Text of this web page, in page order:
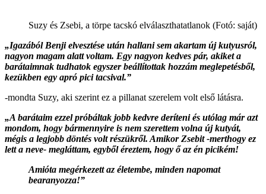
Suzy és Zsebi, a törpe tacskó elválaszthatatlanok (Fotó: saját)
„Igazából Benji elvesztése után hallani sem akartam új kutyusról,
nagyon magam alatt voltam. Egy nagyon kedves pár, akiket a
barátaimnak tudhatok egyszer beállítottak hozzám meglepetésből,
kezükben egy apró pici tacsival.”
-mondta Suzy, aki szerint ez a pillanat szerelem volt első látásra.
„A barátaim ezzel próbáltak jobb kedvre deríteni és utólag már azt
mondom, hogy bármennyire is nem szerettem volna új kutyát,
mégis a legjobb döntés volt részükről. Amikor Zsebit -merthogy ez
lett a neve- megláttam, egyből éreztem, hogy ő az én picikém!
Amióta megérkezett az életembe, minden napomat
bearanyozza!”